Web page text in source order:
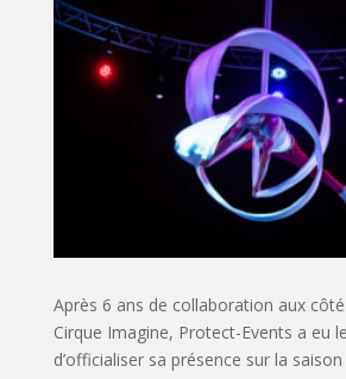
Après 6 ans de collaboration aux côté
Cirque Imagine, Protect-Events a eu
d’officialiser sa présence sur la